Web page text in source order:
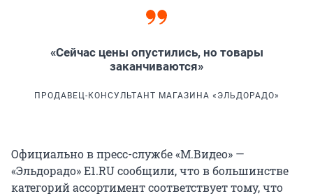
«Сейчас цены опустились, но товары
заканчиваются»
ПРОДАВЕЦ-КОНСУЛЬТАНТ МАГАЗИНА «ЭЛЬДОРАДО»
Официально в пресс-службе «М.Видео» —
«Эльдорадо» E1.RU сообщили, что в большинстве
категорий ассортимент соответствует тому, что